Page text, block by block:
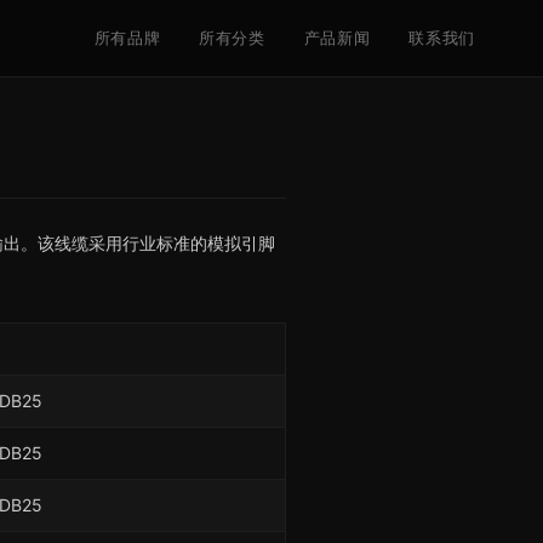
所有品牌 所有分类 产品新闻 联系我们
。该线缆采用行业标准的模拟引脚